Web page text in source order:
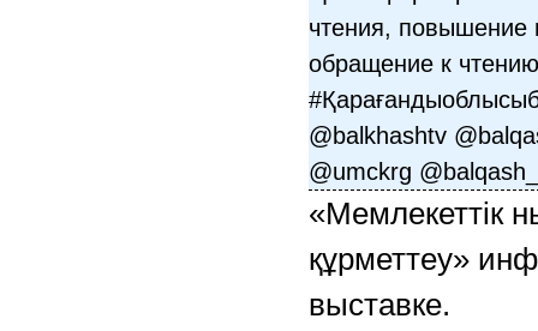
чтения, повышение
обращение к
@balkhashtv
@umckrg
«Мемлекеттік
құрметтеу»
выставке.